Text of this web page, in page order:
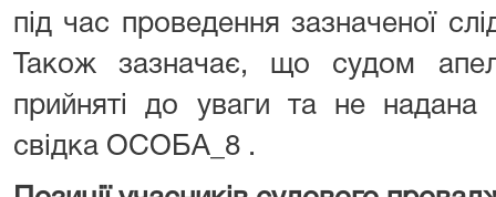
під час проведення зазначеної
Також зазначає, що судом
прийняті до уваги та не надана
свідка ОСОБА_8 .